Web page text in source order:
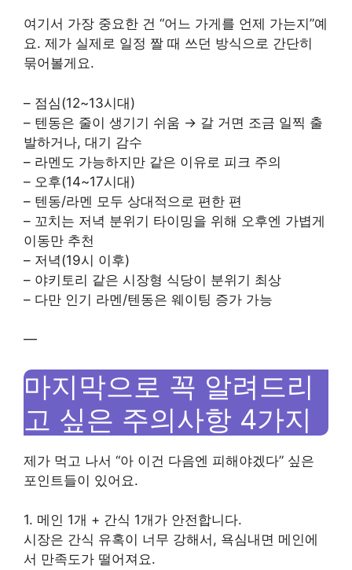
여기서 가장 중요한 건 “어느 가게를 언제 가는지”예
요. 제가 실제로 일정 짤 때 쓰던 방식으로 간단히
묶어볼게요.
– 점심(12~13시대)
– 텐동은 줄이 생기기 쉬움 → 갈 거면 조금 일찍 출
발하거나, 대기 감수
– 라멘도 가능하지만 같은 이유로 피크 주의
– 오후(14~17시대)
– 텐동/라멘 모두 상대적으로 편한 편
– 꼬치는 저녁 분위기 타이밍을 위해 오후엔 가볍게
이동만 추천
– 저녁(19시 이후)
– 야키토리 같은 시장형 식당이 분위기 최상
– 다만 인기 라멘/텐동은 웨이팅 증가 가능
—
마지막으로 꼭 알려드리
고 싶은 주의사항 4가지
제가 먹고 나서 “아 이건 다음엔 피해야겠다” 싶은
포인트들이 있어요.
1. 메인 1개 + 간식 1개가 안전합니다.
시장은 간식 유혹이 너무 강해서, 욕심내면 메인에
서 만족도가 떨어져요.